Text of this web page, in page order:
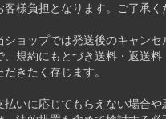
客様負担となります。ご了承く
ショップでは発送後のキャン
、規約にもとづき送料・返送
だきたく存じます。
払いに応じてもらえない場合